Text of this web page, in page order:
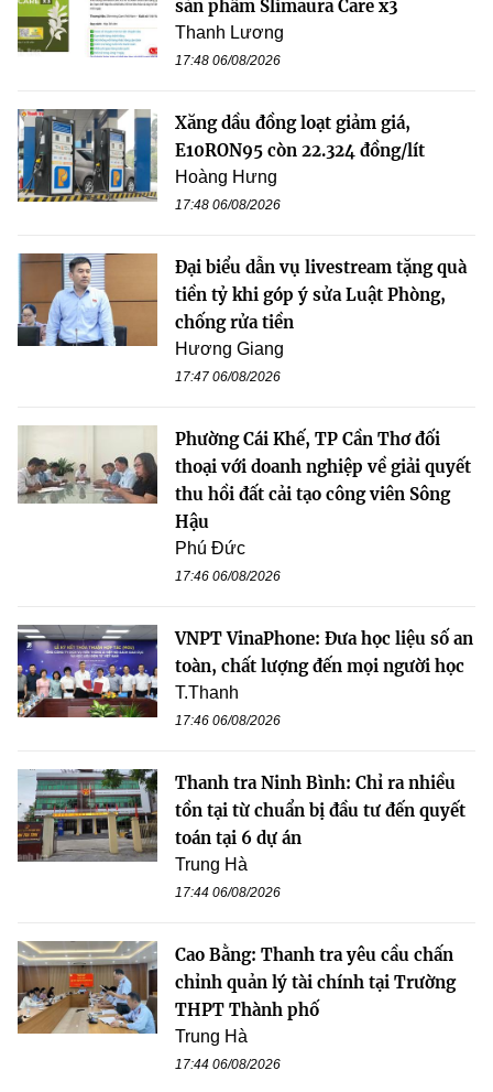
sản phẩm Slimaura Care x3
Thanh Lương
17:48 06/08/2026
Xăng dầu đồng loạt giảm giá,
E10RON95 còn 22.324 đồng/lít
Hoàng Hưng
17:48 06/08/2026
Đại biểu dẫn vụ livestream tặng quà
tiền tỷ khi góp ý sửa Luật Phòng,
chống rửa tiền
Hương Giang
17:47 06/08/2026
Phường Cái Khế, TP Cần Thơ đối
thoại với doanh nghiệp về giải quyết
thu hồi đất cải tạo công viên Sông
Hậu
Phú Đức
17:46 06/08/2026
VNPT VinaPhone: Đưa học liệu số an
toàn, chất lượng đến mọi người học
T.Thanh
17:46 06/08/2026
Thanh tra Ninh Bình: Chỉ ra nhiều
tồn tại từ chuẩn bị đầu tư đến quyết
toán tại 6 dự án
Trung Hà
17:44 06/08/2026
Cao Bằng: Thanh tra yêu cầu chấn
chỉnh quản lý tài chính tại Trường
THPT Thành phố
Trung Hà
17:44 06/08/2026